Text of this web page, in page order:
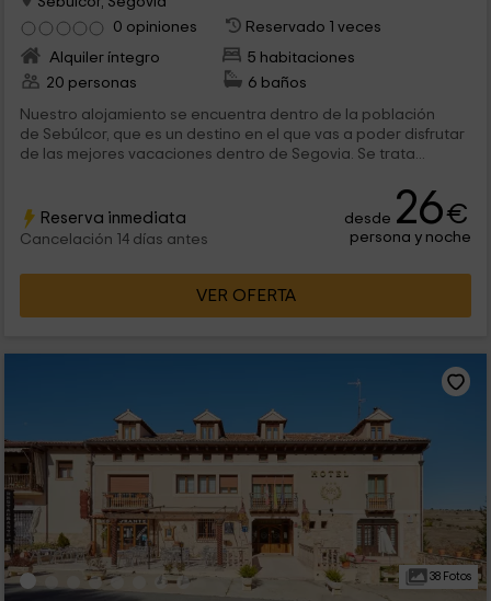
0 opiniones
Reservado 1 veces
Alquiler íntegro
5 habitaciones
20 personas
6 baños
Nuestro alojamiento se encuentra dentro de la población
de Sebúlcor, que es un destino en el que vas a poder disfrutar
de las mejores vacaciones dentro de Segovia. Se trata...
Reserva inmediata
Cancelación 14 días antes
desde 26€
persona y noche
VER OFERTA
38 Fotos